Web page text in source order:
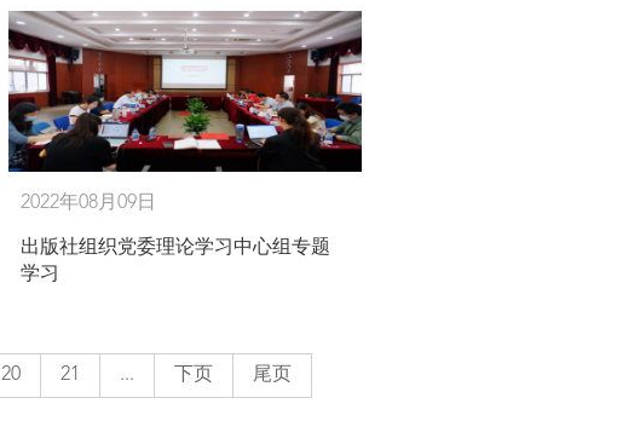
2022年08月09日
出版社组织党委理论学习中心组专题
学习
20 21 ... 下页 尾页